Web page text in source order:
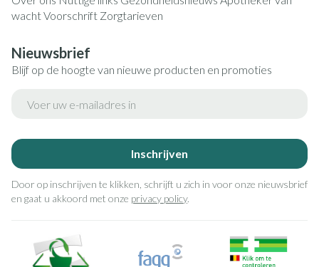
wachtVoorschrift Zorgtarieven
Nieuwsbrief
Blijf op de hoogte van nieuwe producten en promoties
Inschrijven
Door op inschrijven te klikken, schrijft u zich in voor onze nieuwsbrief
en gaat u akkoord met onze privacy policy.